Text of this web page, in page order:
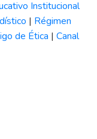
Institucional
| Régimen
de Ética | Canal